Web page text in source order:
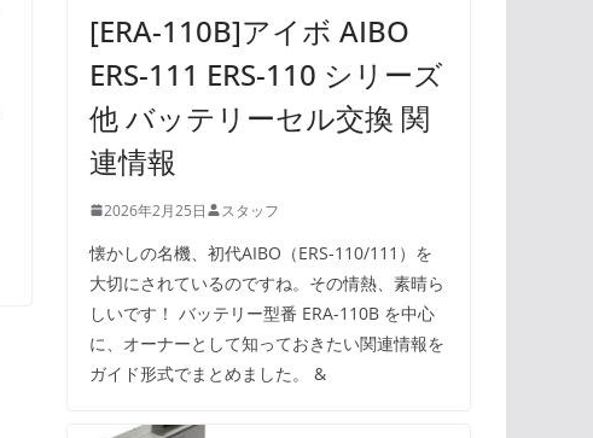
[ERA-110B]アイボ AIBO
ERS-111 ERS-110 シリーズ
他 バッテリーセル交換 関
連情報
2026年2月25日 スタッフ
懐かしの名機、初代AIBO（ERS-110/111）を
大切にされているのですね。その情熱、素晴ら
しいです！ バッテリー型番 ERA-110B を中心
に、オーナーとして知っておきたい関連情報を
ガイド形式でまとめました。 &